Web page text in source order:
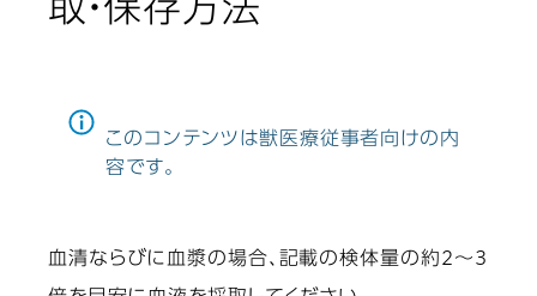
取・保存方法
このコンテンツは獣医療従事者向けの内
容です。
血清ならびに血漿の場合、記載の検体量の約2〜3